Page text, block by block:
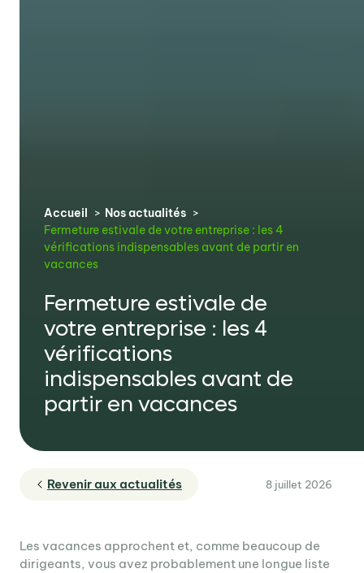
Accueil
Nos actualités
Fermeture estivale de votre entreprise : les 4
vérifications indispensables avant de partir en
vacances
Fermeture estivale de
votre entreprise : les 4
vérifications
indispensables avant de
partir en vacances
Revenir aux actualités 8 juillet 2026
Les vacances approchent et, comme beaucoup de
dirigeants, vous avez probablement une longue liste